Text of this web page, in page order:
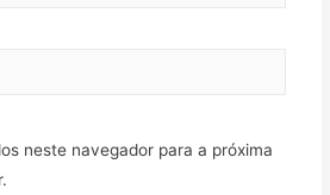
neste navegador para a próxima